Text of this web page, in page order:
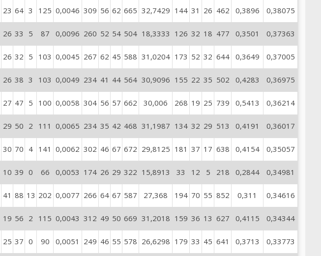
23 64 3 125 0,0046 309 56 62 665 32,7429 144 31 26 462 0,3896 0,38075
26 33 5 87 0,0096 260 52 54 504 18,3333 126 32 18 477 0,3501 0,37363
26 32 5 103 0,0045 267 62 45 588 31,0204 173 52 32 644 0,3649 0,37005
26 38 3 103 0,0049 234 41 44 564 30,9096 155 22 35 502 0,4283 0,36975
27 47 5 100 0,0058 304 56 57 662 30,006 268 19 25 739 0,5413 0,36214
29 50 2 111 0,0065 234 35 42 468 31,1987 134 32 29 513 0,4191 0,36017
30 70 4 141 0,0062 302 46 67 672 29,8125 181 37 17 638 0,4154 0,35057
10 39 0 66 0,0053 174 26 29 322 15,8913 33 12 5 218 0,2844 0,34981
41 88 13 202 0,0077 266 64 67 587 27,368 194 70 55 852 0,311 0,34616
19 56 2 115 0,0043 312 49 50 669 31,2018 159 36 13 627 0,4115 0,34344
25 37 0 90 0,0051 249 46 55 578 26,6298 179 33 45 641 0,3713 0,33773